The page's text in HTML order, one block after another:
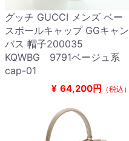
グッチ GUCCI メンズ ベー
スボールキャップ GGキャン
バス 帽子200035
KQWBG 9791ベージュ系
cap-01
¥ 64,200円 （税込）